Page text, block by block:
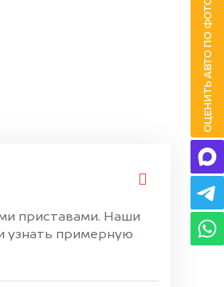
приставами. Наши
узнать примерную